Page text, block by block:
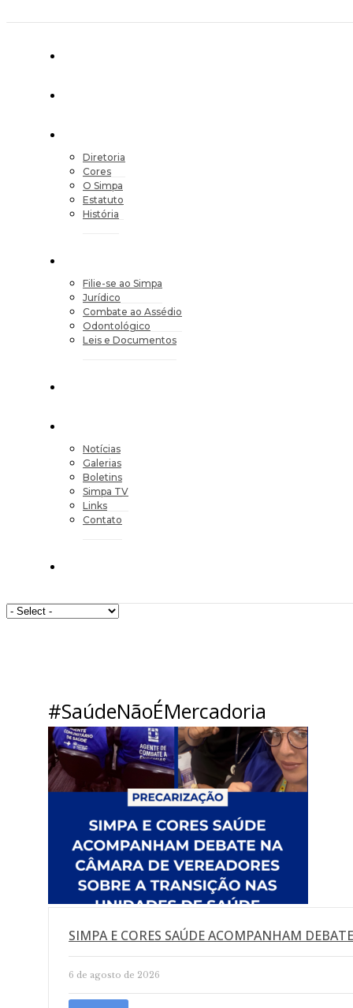
Diretoria
Cores
O Simpa
Estatuto
História
Filie-se ao Simpa
Jurídico
Combate ao Assédio
Odontológico
Leis e Documentos
Notícias
Galerias
Boletins
Simpa TV
Links
Contato
#SaúdeNãoÉMercadoria
SIMPA E CORES SAÚDE ACOMPANHAM
6 de agosto de 2026